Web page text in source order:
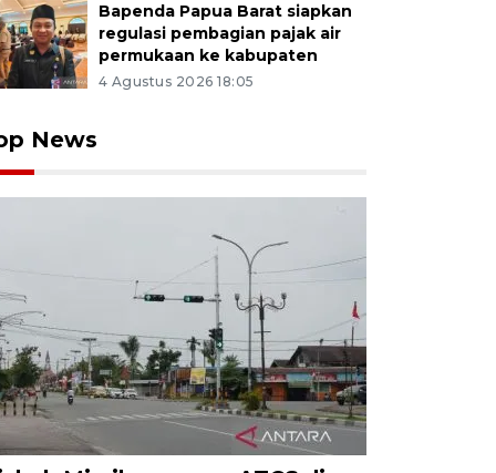
Bapenda Papua Barat siapkan
regulasi pembagian pajak air
permukaan ke kabupaten
4 Agustus 2026 18:05
News